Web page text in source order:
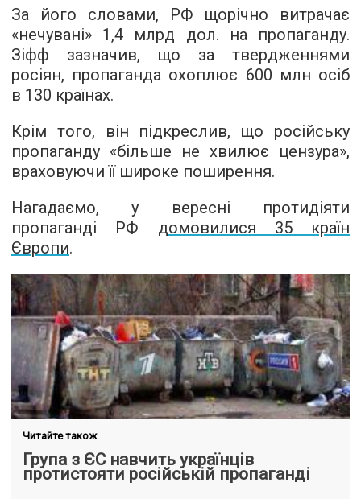
За його словами, РФ щорічно витрачає
«нечувані» 1,4 млрд дол. на пропаганду.
Зіфф зазначив, що за твердженнями
росіян, пропаганда охоплює 600 млн осіб
в 130 країнах.
Крім того, він підкреслив, що російську
пропаганду «більше не хвилює цензура»,
враховуючи її широке поширення.
Нагадаємо, у вересні протидіяти
пропаганді РФ домовилися 35 країн
Європи.
Читайте також
Група з ЄС навчить українців
протистояти російській пропаганді